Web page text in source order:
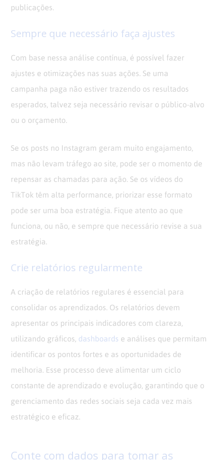
publicações.
Sempre que necessário faça ajustes
Com base nessa análise contínua, é possível fazer
ajustes e otimizações nas suas ações. Se uma
campanha paga não estiver trazendo os resultados
esperados, talvez seja necessário revisar o público-alvo
ou o orçamento.
Se os posts no Instagram geram muito engajamento,
mas não levam tráfego ao site, pode ser o momento de
repensar as chamadas para ação. Se os vídeos do
TikTok têm alta performance, priorizar esse formato
pode ser uma boa estratégia. Fique atento ao que
funciona, ou não, e sempre que necessário revise a sua
estratégia.
Crie relatórios regularmente
A criação de relatórios regulares é essencial para
consolidar os aprendizados. Os relatórios devem
apresentar os principais indicadores com clareza,
utilizando gráficos, dashboards e análises que permitam
identificar os pontos fortes e as oportunidades de
melhoria. Esse processo deve alimentar um ciclo
constante de aprendizado e evolução, garantindo que o
gerenciamento das redes sociais seja cada vez mais
estratégico e eficaz.
Conte com dados para tomar as